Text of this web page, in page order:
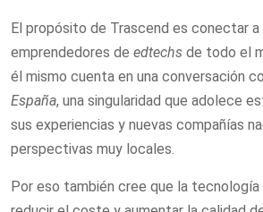
El propósito de Trascend es conectar
emprendedores de edtechs de todo el
él mismo cuenta en una conversación
España, una singularidad que adolece
sus experiencias y nuevas compañías
perspectivas muy locales.
Por eso también cree que la tecnología